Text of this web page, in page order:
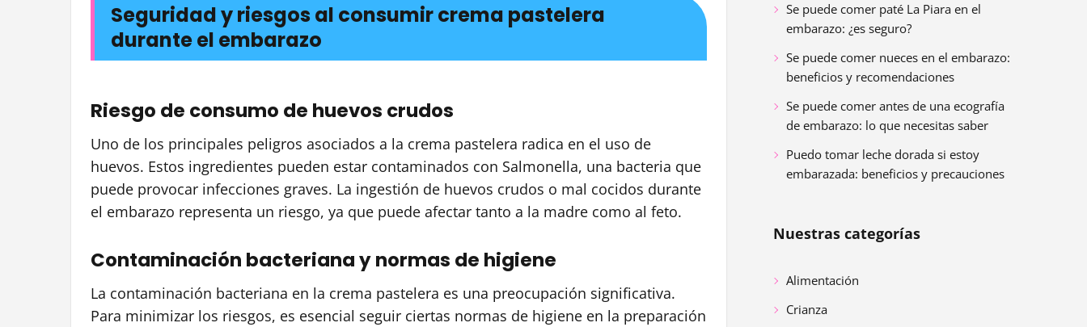
Seguridad y riesgos al consumir crema pastelera
durante el embarazo
Riesgo de consumo de huevos crudos
Uno de los principales peligros asociados a la crema pastelera radica en el uso de
huevos. Estos ingredientes pueden estar contaminados con Salmonella, una bacteria que
puede provocar infecciones graves. La ingestión de huevos crudos o mal cocidos durante
el embarazo representa un riesgo, ya que puede afectar tanto a la madre como al feto.
Contaminación bacteriana y normas de higiene
La contaminación bacteriana en la crema pastelera es una preocupación significativa.
Para minimizar los riesgos, es esencial seguir ciertas normas de higiene en la preparación
Se puede comer paté La Piara en el
embarazo: ¿es seguro?
Se puede comer nueces en el embarazo:
beneficios y recomendaciones
Se puede comer antes de una ecografía
de embarazo: lo que necesitas saber
Puedo tomar leche dorada si estoy
embarazada: beneficios y precauciones
Nuestras categorías
Alimentación
Crianza